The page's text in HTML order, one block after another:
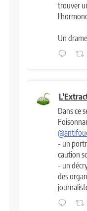
trouver
Un
Dans ce
- un
caution
- un
des